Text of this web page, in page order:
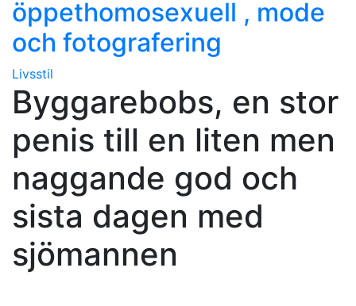
Livsstil
Byggarebobs, en stor
penis till en liten men
naggande god och
sista dagen med
sjömannen